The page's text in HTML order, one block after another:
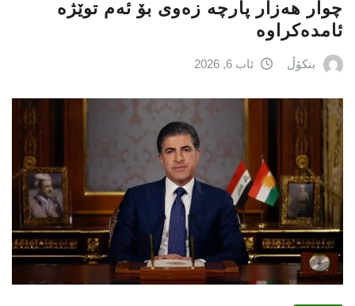
چوار هەزار پارچە زەوی بۆ ئەم توێژە
ئامدەکراوە
بنکۆڵ ئاب 6, 2026